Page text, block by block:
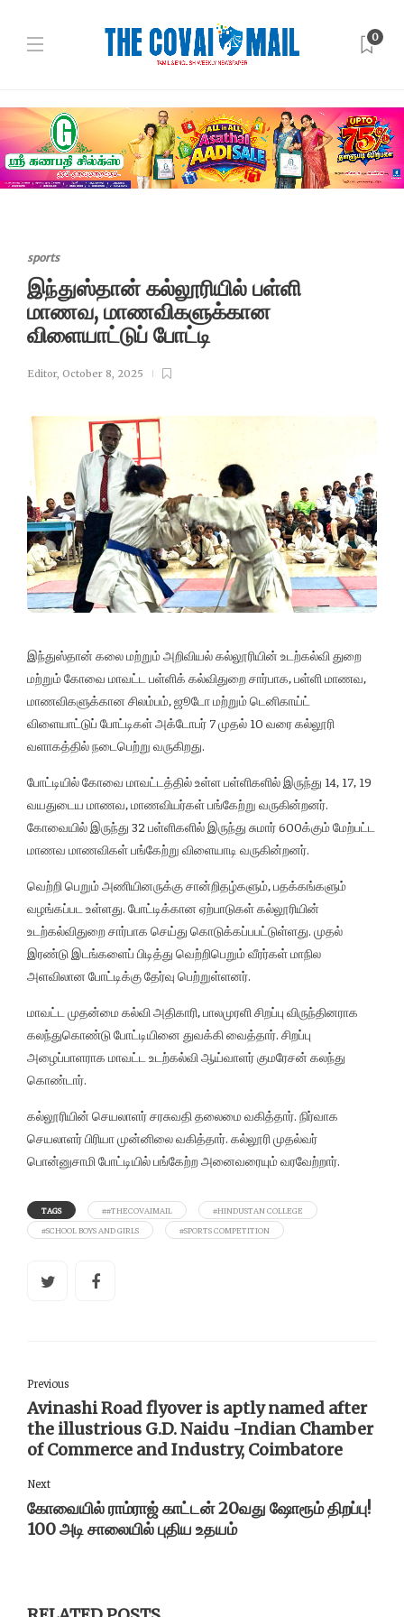
0
sports
இந்துஸ்தான் கல்லூரியில் பள்ளி
மாணவ, மாணவிகளுக்கான
விளையாட்டுப் போட்டி
Editor, October 8, 2025
இந்துஸ்தான் கலை மற்றும் அறிவியல் கல்லூரியின் உடற்கல்வி துறை
மற்றும் கோவை மாவட்ட பள்ளிக் கல்விதுறை சார்பாக, பள்ளி மாணவ,
மாணவிகளுக்கான சிலம்பம், ஜூடோ மற்றும் டெனிகாய்ட்
விளையாட்டுப் போட்டிகள் அக்டோபர் 7 முதல் 10 வரை கல்லூரி
வளாகத்தில் நடைபெற்று வருகிறது.
போட்டியில் கோவை மாவட்டத்தில் உள்ள பள்ளிகளில் இருந்து 14, 17, 19
வயதுடைய மாணவ, மாணவியர்கள் பங்கேற்று வருகின்றனர்.
கோவையில் இருந்து 32 பள்ளிகளில் இருந்து சுமார் 600க்கும் மேற்பட்ட
மாணவ மாணவிகள் பங்கேற்று விளையாடி வருகின்றனர்.
வெற்றி பெறும் அணியினருக்கு சான்றிதழ்களும், பதக்கங்களும்
வழங்கப்பட உள்ளது. போட்டிக்கான ஏற்பாடுகள் கல்லூரியின்
உடற்கல்விதுறை சார்பாக செய்து கொடுக்கப்பபட்டுள்ளது. முதல்
இரண்டு இடங்களைப் பிடித்து வெற்றிபெறும் வீரர்கள் மாநில
அளவிலான போட்டிக்கு தேர்வு பெற்றுள்ளனர்.
மாவட்ட முதன்மை கல்வி அதிகாரி, பாலமுரளி சிறப்பு விருந்தினராக
கலந்துகொண்டு போட்டியினை துவக்கி வைத்தார். சிறப்பு
அழைப்பாளராக மாவட்ட உடற்கல்வி ஆய்வாளர் குமரேசன் கலந்து
கொண்டார்.
கல்லூரியின் செயலாளர் சரசுவதி தலைமை வகித்தார். நிர்வாக
செயலாளர் பிரியா முன்னிலை வகித்தார். கல்லூரி முதல்வர்
பொன்னுசாமி போட்டியில் பங்கேற்ற அனைவரையும் வரவேற்றார்.
TAGS ##THECOVAIMAIL
#HINDUSTAN COLLEGE
#SCHOOL BOYS AND GIRLS
#SPORTS COMPETITION
Previous
Avinashi Road flyover is aptly named after
the illustrious G.D. Naidu -Indian Chamber
of Commerce and Industry, Coimbatore
Next
கோவையில் ராம்ராஜ் காட்டன் 20வது ஷோரூம் திறப்பு!
100 அடி சாலையில் புதிய உதயம்